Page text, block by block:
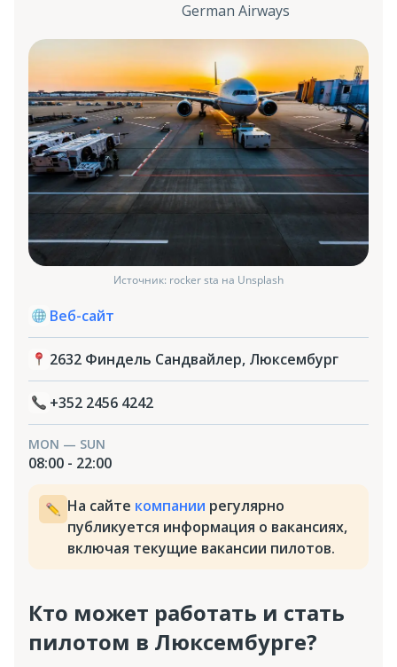
German Airways
Источник: rocker sta на Unsplash
Веб-сайт
2632 Финдель Сандвайлер, Люксембург
+352 2456 4242
MON — SUN
08:00 - 22:00
На сайте компании регулярно
публикуется информация о вакансиях,
включая текущие вакансии пилотов.
Кто может работать и стать
пилотом в Люксембурге?